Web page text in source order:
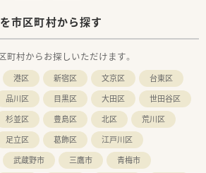
市区町村から探す
村からお探しいただけます。
港区 新宿区 文京区
台東区
品川区 目黒区 大田区
世田谷区
杉並区 豊島区 北区
荒川区
足立区 葛飾区
江戸川区
武蔵野市 三鷹市
青梅市